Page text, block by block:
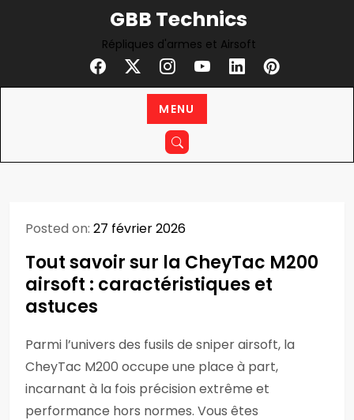
GBB Technics
Répliques d'armes et Airsoft
MENU
Posted on: 27 février 2026
Tout savoir sur la CheyTac M200
airsoft : caractéristiques et
astuces
Parmi l’univers des fusils de sniper airsoft, la
CheyTac M200 occupe une place à part,
incarnant à la fois précision extrême et
performance hors normes. Vous êtes